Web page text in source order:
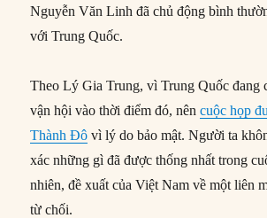
Nguyễn Văn Linh đã chủ động bình
với Trung Quốc.
Theo Lý Gia Trung, vì Trung Quốc đang
vận hội vào thời điểm đó, nêncuộc họp
Thành Đô vì lý do bảo mật. Người ta
xác những gì đã được thống nhất trong
nhiên, đề xuất của Việt Nam về một liên
từ chối.